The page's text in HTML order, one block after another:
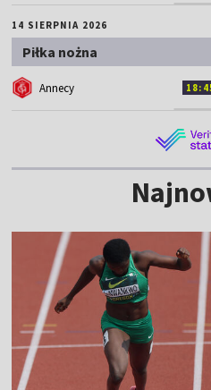
14 SIERPNIA 2026
Piłka nożna
Annecy